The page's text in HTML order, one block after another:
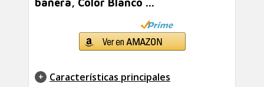
bañera, Color Blanco ...
Características principales